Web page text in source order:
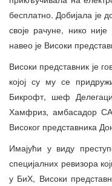
бесплатно. Добијала је
своје рачуне, нико
навео је Високи
Високи представник је
којој су му се
Бикрофт, шеф
Хамфриз, амбасадор
Високог представника
Имајући у виду
специјалних ревизора
у БиХ, Високи